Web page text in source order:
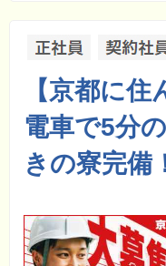
【京都に
電車で5分
きの寮完